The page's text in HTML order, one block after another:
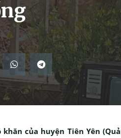
của huyện Tiên Yên